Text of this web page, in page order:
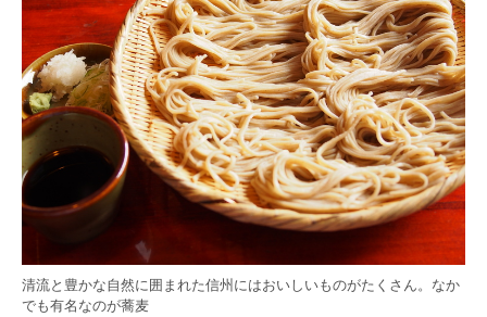
清流と豊かな自然に囲まれた信州にはおいしいものがたくさん。なか
でも有名なのが蕎麦